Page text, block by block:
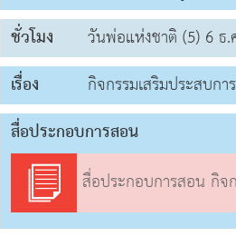
ชั่วโมง
วันพ่อแห่งชาติ (5) 6 ธ
เรื่อง
กิจกรรมเสริมประสบก
สื่อประกอบการสอน
สื่อประกอบการสอน กิจกรร